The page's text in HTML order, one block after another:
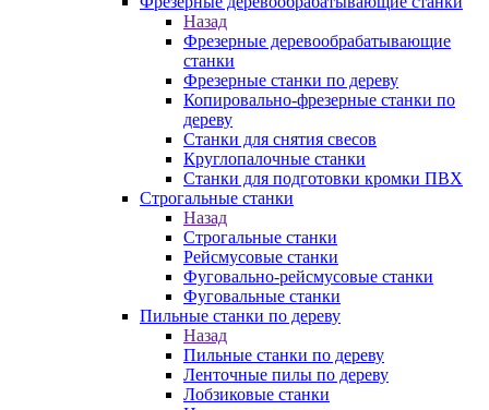
Назад
Фрезерные деревообрабатывающие
станки
Фрезерные станки по дереву
Копировально-фрезерные станки по
дереву
Станки для снятия свесов
Круглопалочные станки
Станки для подготовки кромки ПВХ
Строгальные станки
Назад
Строгальные станки
Рейсмусовые станки
Фуговально-рейсмусовые станки
Фуговальные станки
Пильные станки по дереву
Назад
Пильные станки по дереву
Ленточные пилы по дереву
Лобзиковые станки